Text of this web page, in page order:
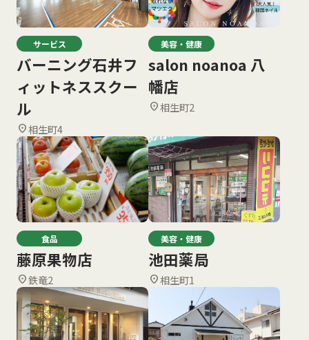
サービス
バーニング石井フ
ィットネススクー
ル
location_on相生町4
美容・健康
salon noanoa 八
幡店
location_on相生町2
食品
藤原果物店
location_on鉄竜2
美容・健康
池田薬局
location_on相生町1